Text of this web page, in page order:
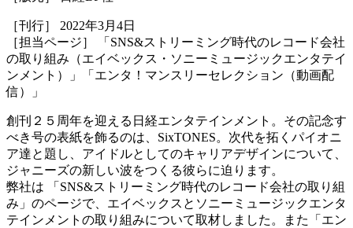
［刊行］ 2022年3月4日
［担当ページ］ 「SNS&ストリーミング時代のレコード会社
の取り組み（エイベックス・ソニーミュージックエンタテイ
ンメント）」「エンタ！マンスリーセレクション（動画配
信）」
創刊２５周年を迎える日経エンタテインメント。その記念す
べき号の表紙を飾るのは、SixTONES。次代を拓くパイオニ
ア達と題し、アイドルとしてのキャリアデザインについて、
ジャニーズの新しい波をつくる彼らに迫ります。
弊社は 「SNS&ストリーミング時代のレコード会社の取り組
み」のページで、エイベックスとソニーミュージックエンタ
テインメントの取り組みについて取材しました。また「エン